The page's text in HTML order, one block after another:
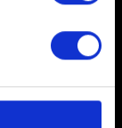
片段。但是，
获取您的许
用 Cookie 的